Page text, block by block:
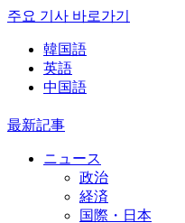
주요 기사 바로가기
韓国語
英語
中国語
最新記事
ニュース
政治
経済
国際・日本